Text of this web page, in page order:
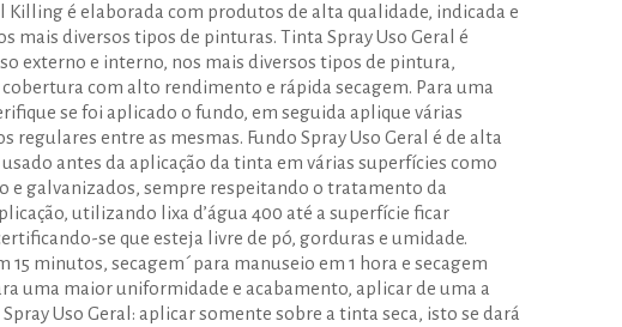
Killing é elaborada com produtos de alta qualidade, indicada e
mais diversos tipos de pinturas. Tinta Spray Uso Geral é
externo e interno, nos mais diversos tipos de pintura,
com alto rendimento e rápida secagem. Para uma
se foi aplicado o fundo, em seguida aplique várias
regulares entre as mesmas. Fundo Spray Uso Geral é de alta
antes da aplicação da tinta em várias superfícies como
e galvanizados, sempre respeitando o tratamento da
utilizando lixa d’água 400 até a superfície ficar
se que esteja livre de pó, gorduras e umidade.
15 minutos, secagem´para manuseio em 1 hora e secagem
uma maior uniformidade e acabamento, aplicar de uma a
Uso Geral: aplicar somente sobre a tinta seca, isto se dará